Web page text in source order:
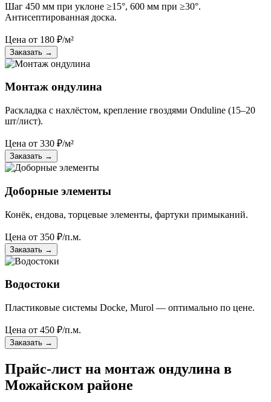
Шаг 450 мм при уклоне ≥15°, 600 мм при ≥30°.
Антисептированная доска.
Цена от 180 ₽/м²
Заказать →
Монтаж ондулина
Раскладка с нахлёстом, крепление гвоздями Onduline (15–20
шт/лист).
Цена от 330 ₽/м²
Заказать →
Доборные элементы
Конёк, ендова, торцевые элементы, фартуки примыканий.
Цена от 350 ₽/п.м.
Заказать →
Водостоки
Пластиковые системы Docke, Murol — оптимально по цене.
Цена от 450 ₽/п.м.
Заказать →
Прайс-лист на монтаж ондулина в
Можайском районе